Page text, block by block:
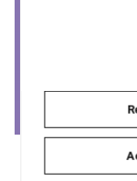
¡VOY AL COLE! UN
LUCÍA, MI